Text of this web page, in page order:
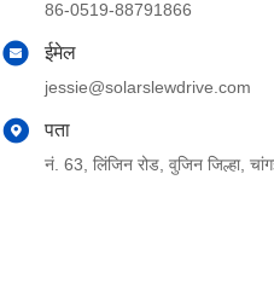
86-0519-88791866
ईमेल
jessie@solarslewdrive.com
पता
नं. 63, लिंजिन रोड, वुजिन जिल्हा,